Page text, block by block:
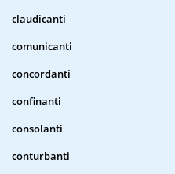
claudicanti
comunicanti
concordanti
confinanti
consolanti
conturbanti